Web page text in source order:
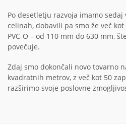
Po desetletju razvoja imamo
celinah, dobavili pa smo že več
PVC-O – od 110 mm do 630 mm,
povečuje.
Zdaj smo dokončali novo tovarno
kvadratnih metrov, z več kot 50
razširimo svoje poslovne